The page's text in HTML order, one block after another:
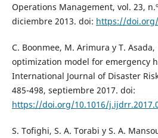
Operations Management, vol. 23,
diciembre 2013. doi: https://doi.org/
C. Boonmee, M. Arimura y T.
optimization model for emergency
International Journal of Disaster
485-498, septiembre 2017. doi:
https://doi.org/10.1016/
S. Tofighi, S. A. Torabi y S. A.